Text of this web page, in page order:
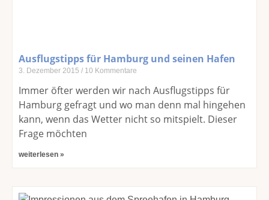
Ausflugstipps für Hamburg und seinen Hafen
3. Dezember 2015 10 Kommentare
Immer öfter werden wir nach Ausflugstipps für
Hamburg gefragt und wo man denn mal hingehen
kann, wenn das Wetter nicht so mitspielt. Dieser
Frage möchten
weiterlesen »